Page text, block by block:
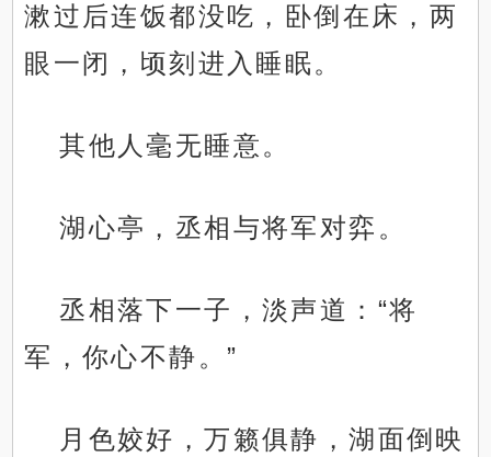
漱过后连饭都没吃，卧倒在床，两
眼一闭，顷刻进入睡眠。
其他人毫无睡意。
湖心亭，丞相与将军对弈。
丞相落下一子，淡声道：“将
军，你心不静。”
月色姣好，万籁俱静，湖面倒映